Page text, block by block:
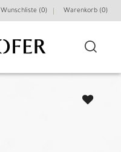
Wunschliste (0) Warenkorb (0)